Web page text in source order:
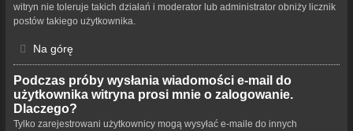
witryn nie toleruje takich działań i moderator lub administrator obniży licznik
postów takiego użytkownika.
Na górę
Podczas próby wysłania wiadomości e-mail do
użytkownika witryna prosi mnie o zalogowanie.
Dlaczego?
Tylko zarejestrowani użytkownicy mogą wysyłać e-maile do innych